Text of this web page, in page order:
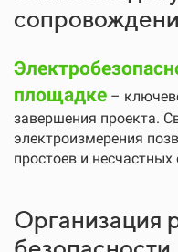
площадке –
завершения проекта.
электроизмерения
простоев и несчастных
Организация